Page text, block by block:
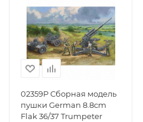
02359P Сборная модель
пушки German 8.8cm
Flak 36/37 Trumpeter